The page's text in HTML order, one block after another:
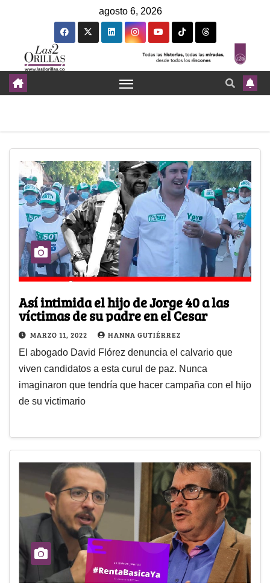
agosto 6, 2026
Así intimida el hijo de Jorge 40 a las
víctimas de su padre en el Cesar
MARZO 11, 2022 HANNA GUTIÉRREZ
El abogado David Flórez denuncia el calvario que
viven candidatos a esta curul de paz. Nunca
imaginaron que tendría que hacer campaña con el hijo
de su victimario